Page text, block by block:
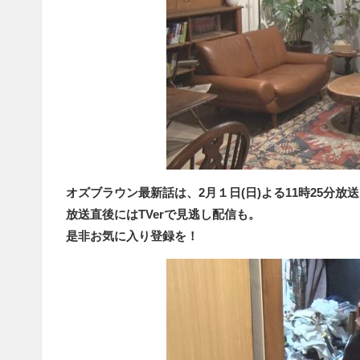
オズブラウン最新話は、2月１日(日)よる11時25分放
放送直後にはTVerで見逃し配信も。
是非お気に入り登録を！